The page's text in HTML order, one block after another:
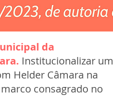
da
Institucionalizar um
Helder Câmara na
consagrado no